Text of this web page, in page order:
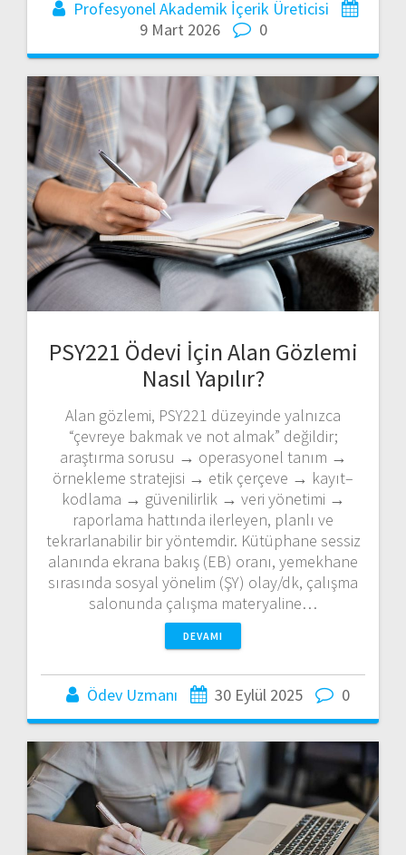
Profesyonel Akademik İçerik Üreticisi
9 Mart 2026
0
PSY221 Ödevi İçin Alan Gözlemi
Nasıl Yapılır?
Alan gözlemi, PSY221 düzeyinde yalnızca
“çevreye bakmak ve not almak” değildir;
araştırma sorusu → operasyonel tanım →
örnekleme stratejisi → etik çerçeve → kayıt–
kodlama → güvenilirlik → veri yönetimi →
raporlama hattında ilerleyen, planlı ve
tekrarlanabilir bir yöntemdir. Kütüphane sessiz
alanında ekrana bakış (EB) oranı, yemekhane
sırasında sosyal yönelim (ŞY) olay/dk, çalışma
salonunda çalışma materyaline…
DEVAMI
Ödev Uzmanı 30 Eylül 2025 0